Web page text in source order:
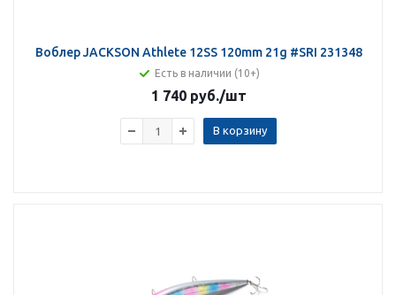
Воблер JACKSON Athlete 12SS 120mm 21g #SRI 231348
Есть в наличии (10+)
1 740 руб./шт
В корзину